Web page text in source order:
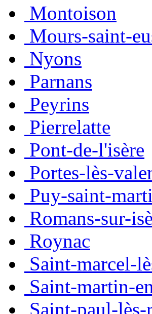
Montoison
Mours-saint-
Nyons
Parnans
Peyrins
Pierrelatte
Pont-de-l'isère
Portes-lès-
Puy-saint-
Romans-sur-
Roynac
Saint-marcel-
Saint-martin-
Saint-paul-lès-